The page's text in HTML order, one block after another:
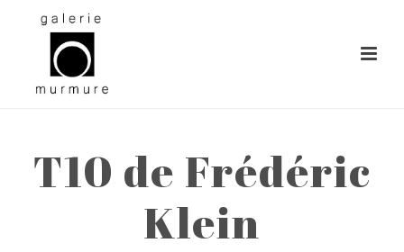
T10 de Frédéric
Klein